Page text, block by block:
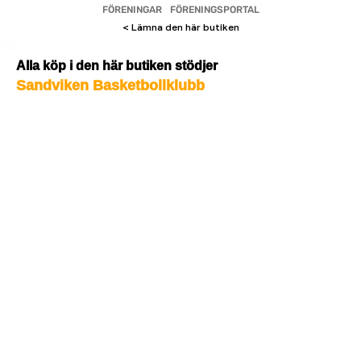
FÖRENINGAR
FÖRENINGSPORTAL
< Lämna den här butiken
Alla köp i den här butiken stödjer
Sandviken Basketbollklubb